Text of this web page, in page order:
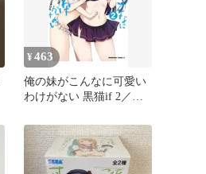
¥463
俺の妹がこんなに可愛い
わけがない 黒猫if 2／森